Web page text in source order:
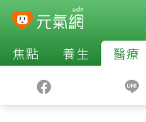
焦點 養生 醫療